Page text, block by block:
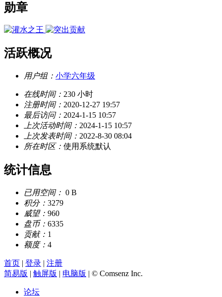
勋章
活跃概况
用户组： 小学六年级
在线时间： 230 小时
注册时间： 2020-12-27 19:57
最后访问： 2024-1-15 10:57
上次活动时间： 2024-1-15 10:57
上次发表时间： 2022-8-30 08:04
所在时区： 使用系统默认
统计信息
已用空间： 0 B
积分： 3279
威望： 960
盘币： 6335
贡献： 1
额度： 4
首页 | 登录 | 注册
简易版 | 触屏版 | 电脑版 | © Comsenz Inc.
论坛